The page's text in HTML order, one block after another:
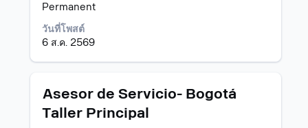
Permanent
วันที่โพสต์
6 ส.ค. 2569
ดู
เนื้อหา
แบบ
เต็ม
ของ
งาน
ตำแหน่ง
Asesor de Servicio- Bogotá
Taller Principal
เลือก
ใช้